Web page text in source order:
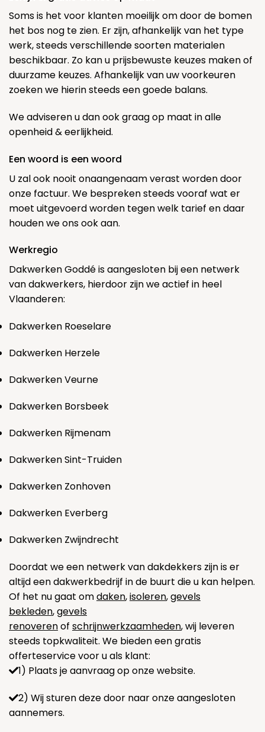
Soms is het voor klanten moeilijk om door de bomen
het bos nog te zien. Er zijn, afhankelijk van het type
werk, steeds verschillende soorten materialen
beschikbaar. Zo kan u prijsbewuste keuzes maken of
duurzame keuzes. Afhankelijk van uw voorkeuren
zoeken we hierin steeds een goede balans.
We adviseren u dan ook graag op maat in alle
openheid & eerlijkheid.
Een woord is een woord
U zal ook nooit onaangenaam verast worden door
onze factuur. We bespreken steeds vooraf wat er
moet uitgevoerd worden tegen welk tarief en daar
houden we ons ook aan.
Werkregio
Dakwerken Goddé is aangesloten bij een netwerk
van dakwerkers, hierdoor zijn we actief in heel
Vlaanderen:
Dakwerken Roeselare
Dakwerken Herzele
Dakwerken Veurne
Dakwerken Borsbeek
Dakwerken Rijmenam
Dakwerken Sint-Truiden
Dakwerken Zonhoven
Dakwerken Everberg
Dakwerken Zwijndrecht
Doordat we een netwerk van dakdekkers zijn is er
altijd een dakwerkbedrijf in de buurt die u kan helpen.
Of het nu gaat omdaken,isoleren,gevels
bekleden,gevels
renoverenof schrijnwerkzaamheden, wij leveren
steeds topkwaliteit. We bieden een gratis
offerteservice voor u als klant:
1) Plaats je aanvraag op onze website.
2) Wij sturen deze door naar onze aangesloten
aannemers.